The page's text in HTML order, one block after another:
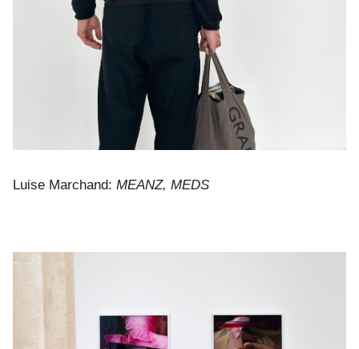
Luise Marchand: MEANZ, MEDS